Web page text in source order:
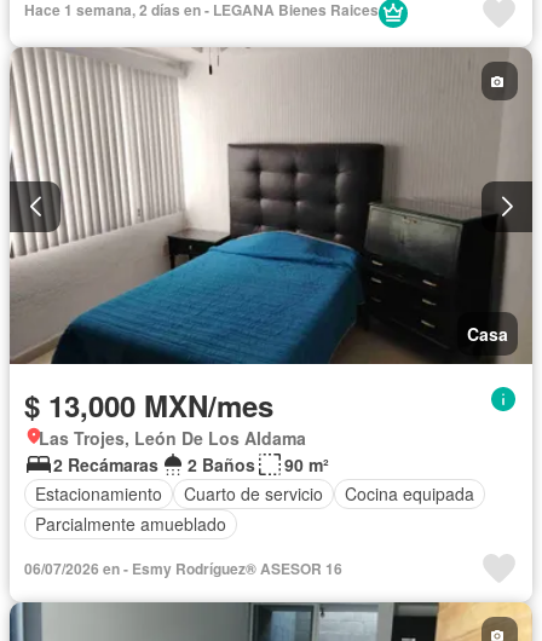
Caseta de vigilancia
Wifi
Sin amueblar
Hace 1 semana, 2 días en - LEGANA Bienes Raices
Casa
$ 13,000 MXN/mes
Las Trojes, León De Los Aldama
2 Recámaras
2 Baños
90 m²
Estacionamiento
Cuarto de servicio
Cocina equipada
Parcialmente amueblado
06/07/2026 en - Esmy Rodríguez® ASESOR 16